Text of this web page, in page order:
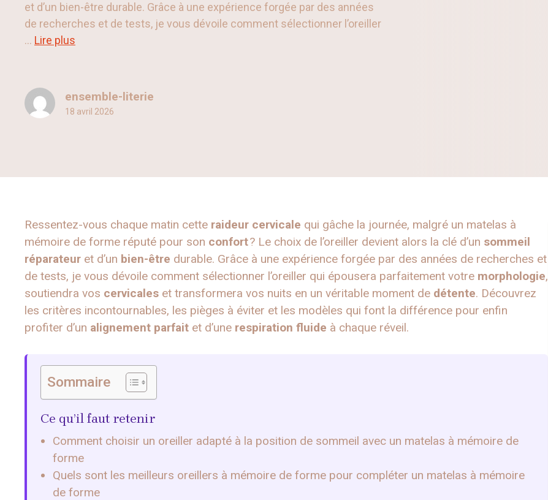
et d’un bien-être durable. Grâce à une expérience forgée par des années
de recherches et de tests, je vous dévoile comment sélectionner l’oreiller
... Lire plus
ensemble-literie
18 avril 2026
Ressentez-vous chaque matin cette raideur cervicale qui gâche la journée, malgré un matelas à
mémoire de forme réputé pour son confort? Le choix de l’oreiller devient alors la clé d’un sommeil
réparateur et d’un bien-être durable. Grâce à une expérience forgée par des années de recherches et
de tests, je vous dévoile comment sélectionner l’oreiller qui épousera parfaitement votre morphologie,
soutiendra vos cervicales et transformera vos nuits en un véritable moment de détente. Découvrez
les critères incontournables, les pièges à éviter et les modèles qui font la différence pour enfin
profiter d’un alignement parfait et d’une respiration fluide à chaque réveil.
Sommaire
Ce qu’il faut retenir
Comment choisir un oreiller adapté à la position de sommeil avec un matelas à mémoire de
forme
Quels sont les meilleurs oreillers à mémoire de forme pour compléter un matelas à mémoire
de forme